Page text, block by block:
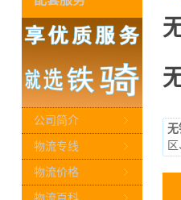
无
公司简介
物流专线
物流价格